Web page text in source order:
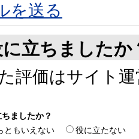
を送る
立ちましたか
評価はサイト
ましたか？
ともいえない
役に立たない